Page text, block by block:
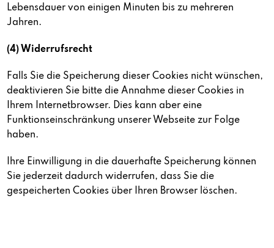
Lebensdauer von einigen Minuten bis zu mehreren
Jahren.
(4) Widerrufsrecht
Falls Sie die Speicherung dieser Cookies nicht wünschen,
deaktivieren Sie bitte die Annahme dieser Cookies in
Ihrem Internetbrowser. Dies kann aber eine
Funktionseinschränkung unserer Webseite zur Folge
haben.
Ihre Einwilligung in die dauerhafte Speicherung können
Sie jederzeit dadurch widerrufen, dass Sie die
gespeicherten Cookies über Ihren Browser löschen.